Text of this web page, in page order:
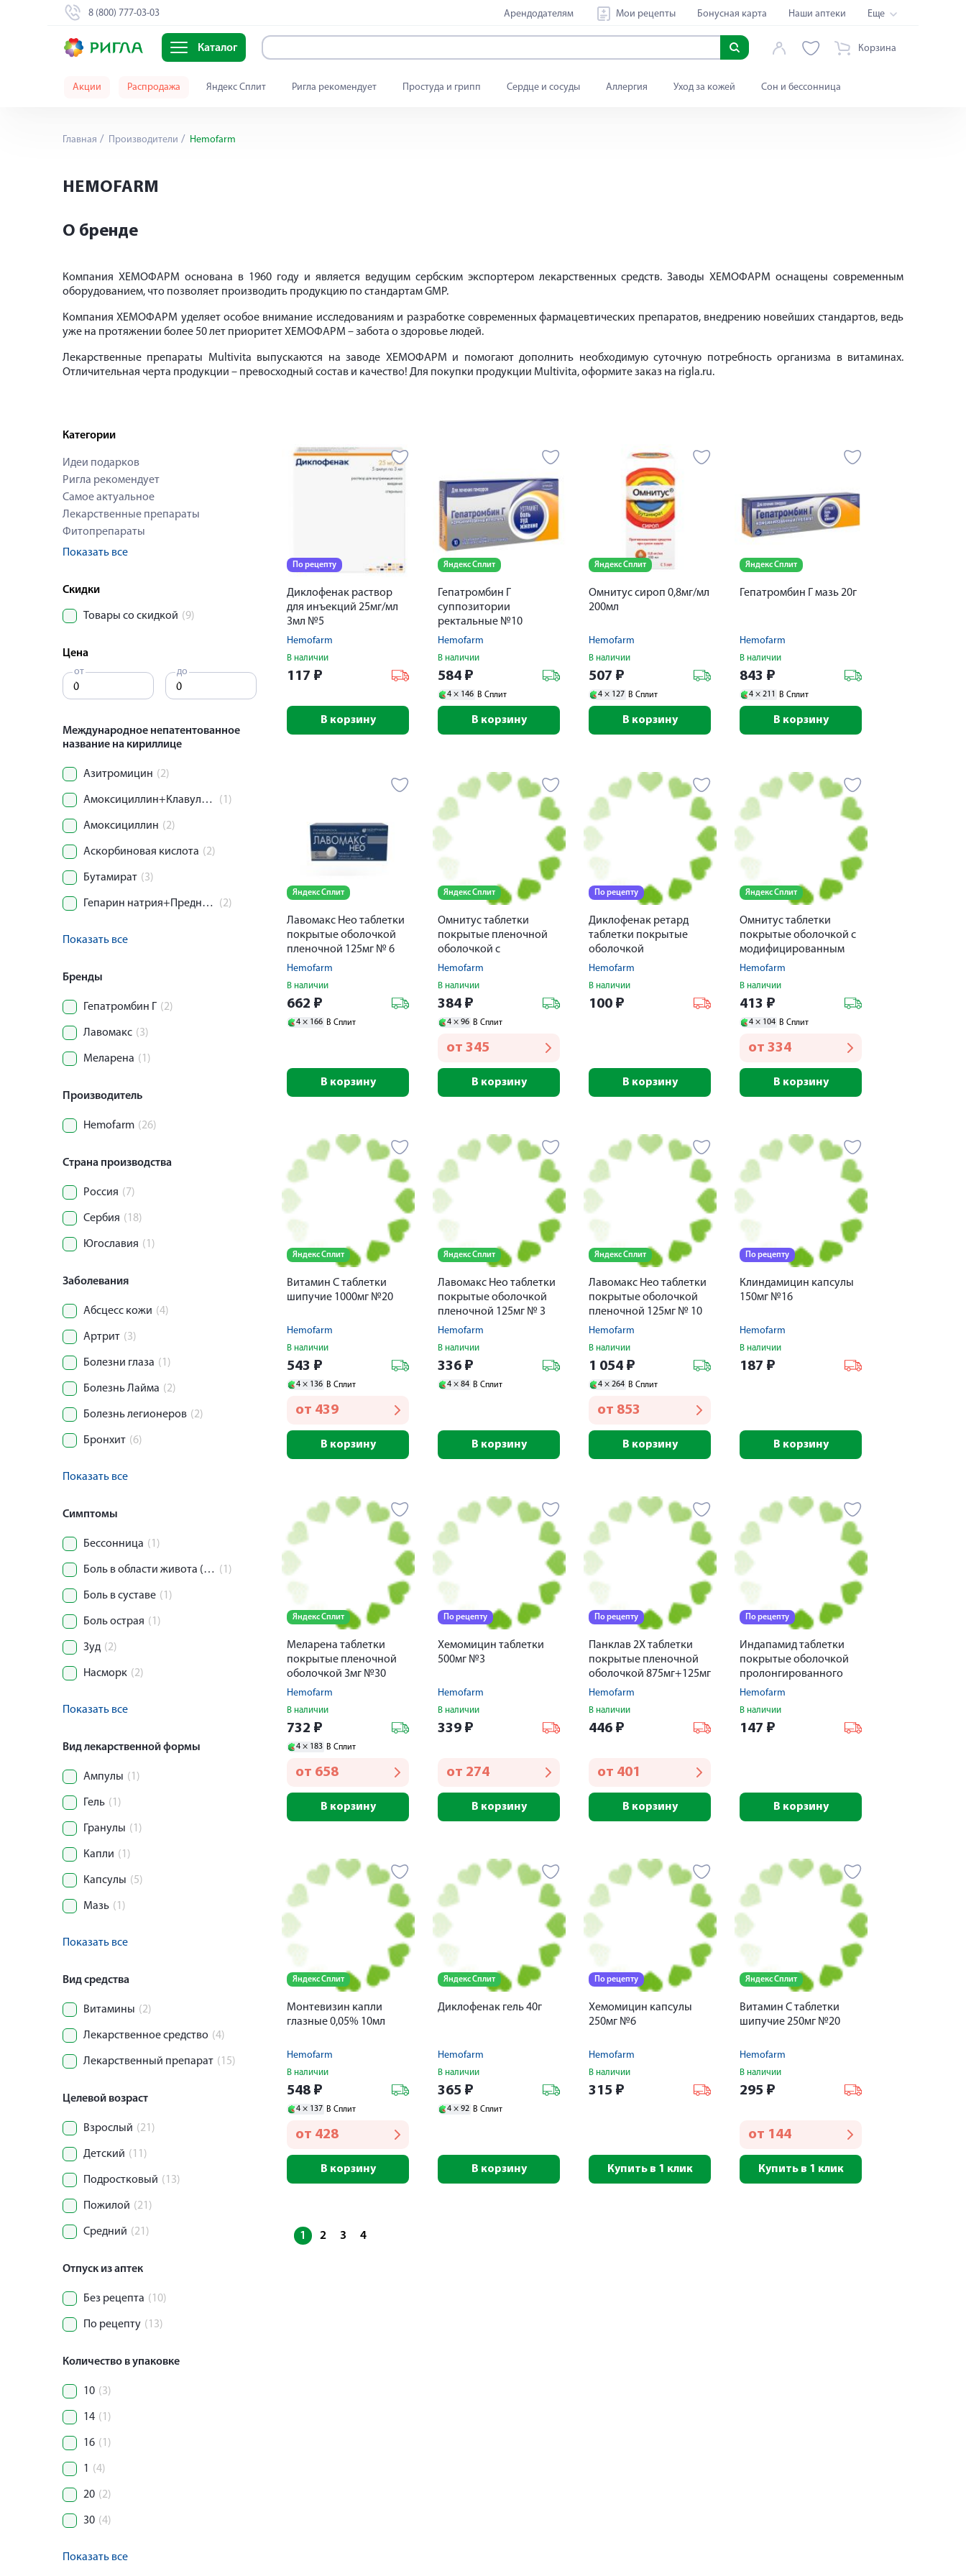
8 (800) 777-03-03 Арендодателям Мои рецепты Бонусная карта Наши аптеки Еще
Каталог Корзина
Акции Распродажа Яндекс Сплит Ригла рекомендует Простуда и грипп Сердце и сосуды Аллергия Уход за кожей Сон и бессонница
Главная Производители Hemofarm
HEMOFARM
О бренде
Компания ХЕМОФАРМ основана в 1960 году и является ведущим сербским экспортером лекарственных средств. Заводы ХЕМОФАРМ оснащены современным
оборудованием, что позволяет производить продукцию по стандартам GMP.
Компания ХЕМОФАРМ уделяет особое внимание исследованиям и разработке современных фармацевтических препаратов, внедрению новейших стандартов, ведь
уже на протяжении более 50 лет приоритет ХЕМОФАРМ – забота о здоровье людей.
Лекарственные препараты Multivita выпускаются на заводе ХЕМОФАРМ и помогают дополнить необходимую суточную потребность организма в витаминах.
Отличительная черта продукции – превосходный состав и качество! Для покупки продукции Multivita, оформите заказ на rigla.ru.
Категории
Идеи подарков
Ригла рекомендует
Самое актуальное
Лекарственные препараты
Фитопрепараты
Показать все
Скидки
Товары со скидкой (9)
Цена
от до
Международное непатентованное
название на кириллице
Азитромицин (2)
Амоксициллин+Клавулановая кислота (1)
Амоксициллин (2)
Аскорбиновая кислота (2)
Бутамират (3)
Гепарин натрия+Преднизолон (2)
Показать все
Бренды
Гепатромбин Г (2)
Лавомакс (3)
Меларена (1)
Производитель
Hemofarm (26)
Страна производства
Россия (7)
Сербия (18)
Югославия (1)
Заболевания
Абсцесс кожи (4)
Артрит (3)
Болезни глаза (1)
Болезнь Лайма (2)
Болезнь легионеров (2)
Бронхит (6)
Показать все
Симптомы
Бессонница (1)
Боль в области живота (колика) (1)
Боль в суставе (1)
Боль острая (1)
Зуд (2)
Насморк (2)
Показать все
Вид лекарственной формы
Ампулы (1)
Гель (1)
Гранулы (1)
Капли (1)
Капсулы (5)
Мазь (1)
Показать все
Вид средства
Витамины (2)
Лекарственное средство (4)
Лекарственный препарат (15)
Целевой возраст
Взрослый (21)
Детский (11)
Подростковый (13)
Пожилой (21)
Средний (21)
Отпуск из аптек
Без рецепта (10)
По рецепту (13)
Количество в упаковке
10 (3)
14 (1)
16 (1)
1 (4)
20 (2)
30 (4)
Показать все
По рецепту
Диклофенак раствор
для инъекций 25мг/мл
3мл №5
Hemofarm
В наличии
117 ₽
В корзину
Яндекс Сплит
Гепатромбин Г
суппозитории
ректальные №10
Hemofarm
В наличии
584 ₽
4 × 146 В Сплит
В корзину
Яндекс Сплит
Омнитус сироп 0,8мг/мл
200мл
Hemofarm
В наличии
507 ₽
4 × 127 В Сплит
В корзину
Яндекс Сплит
Гепатромбин Г мазь 20г
Hemofarm
В наличии
843 ₽
4 × 211 В Сплит
В корзину
Яндекс Сплит
Лавомакс Нео таблетки
покрытые оболочкой
пленочной 125мг № 6
Hemofarm
В наличии
662 ₽
4 × 166 В Сплит
В корзину
Яндекс Сплит
Омнитус таблетки
покрытые пленочной
оболочкой с
модифицированным
Hemofarm
В наличии
384 ₽
4 × 96 В Сплит
от 345
В корзину
По рецепту
Диклофенак ретард
таблетки покрытые
оболочкой
пролонгированного
Hemofarm
В наличии
100 ₽
В корзину
Яндекс Сплит
Омнитус таблетки
покрытые оболочкой с
модифицированным
высвобождением 50мг
Hemofarm
В наличии
413 ₽
4 × 104 В Сплит
от 334
В корзину
Яндекс Сплит
Витамин С таблетки
шипучие 1000мг №20
Hemofarm
В наличии
543 ₽
4 × 136 В Сплит
от 439
В корзину
Яндекс Сплит
Лавомакс Нео таблетки
покрытые оболочкой
пленочной 125мг № 3
Hemofarm
В наличии
336 ₽
4 × 84 В Сплит
В корзину
Яндекс Сплит
Лавомакс Нео таблетки
покрытые оболочкой
пленочной 125мг № 10
Hemofarm
В наличии
1 054 ₽
4 × 264 В Сплит
от 853
В корзину
По рецепту
Клиндамицин капсулы
150мг №16
Hemofarm
В наличии
187 ₽
В корзину
Яндекс Сплит
Меларена таблетки
покрытые пленочной
оболочкой 3мг №30
Hemofarm
В наличии
732 ₽
4 × 183 В Сплит
от 658
В корзину
По рецепту
Хемомицин таблетки
500мг №3
Hemofarm
В наличии
339 ₽
от 274
В корзину
По рецепту
Панклав 2Х таблетки
покрытые пленочной
оболочкой 875мг+125мг
№14
Hemofarm
В наличии
446 ₽
от 401
В корзину
По рецепту
Индапамид таблетки
покрытые оболочкой
пролонгированного
действия 1,5мг №30
Hemofarm
В наличии
147 ₽
В корзину
Яндекс Сплит
Монтевизин капли
глазные 0,05% 10мл
Hemofarm
В наличии
548 ₽
4 × 137 В Сплит
от 428
В корзину
Яндекс Сплит
Диклофенак гель 40г
Hemofarm
В наличии
365 ₽
4 × 92 В Сплит
В корзину
По рецепту
Хемомицин капсулы
250мг №6
Hemofarm
В наличии
315 ₽
Купить в 1 клик
Яндекс Сплит
Витамин С таблетки
шипучие 250мг №20
Hemofarm
В наличии
295 ₽
от 144
Купить в 1 клик
1 2 3 4